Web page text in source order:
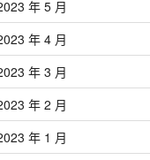
年 5 月
年 4 月
年 3 月
年 2 月
年 1 月